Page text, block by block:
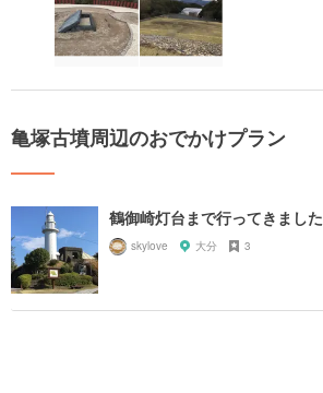
亀塚古墳周辺のおでかけプラン
鶴御崎灯台まで行ってきました
skylove 大分 3